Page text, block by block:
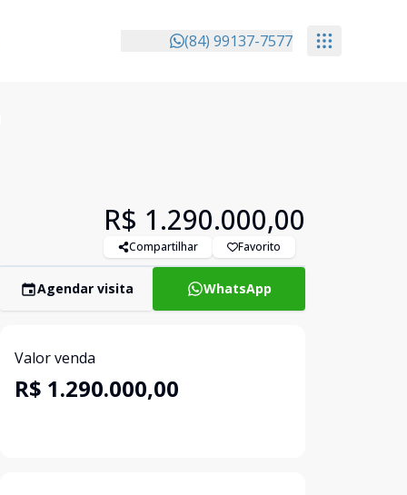
(84) 99137-7577
R$ 1.290.000,00
Compartilhar Favorito
Agendar visita WhatsApp
Valor venda
R$ 1.290.000,00